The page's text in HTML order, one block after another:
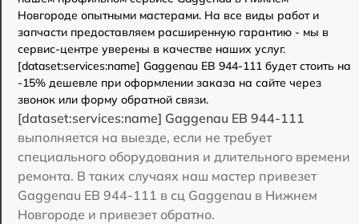
Новгороде опытными мастерами. На все виды работ и
запчасти предоставляем расширенную гарантию - мы в
сервис-центре уверены в качестве наших услуг.
[dataset:services:name] Gaggenau EB 944-111 будет стоить на
-15% дешевле при оформлении заказа на сайте через
звонок или форму обратной связи.
[dataset:services:name] Gaggenau EB 944-111
выполняется на выезде, если не требует
специального оборудования и длительного времени
ремонта. В таких случаях наш мастер привезет
Gaggenau EB 944-111 в сц Gaggenau в Нижнем
Новгороде и привезет обратно.